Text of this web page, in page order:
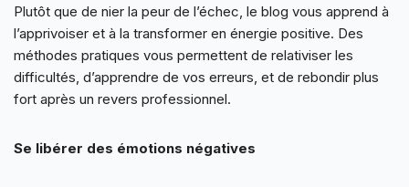
Plutôt que de nier la peur de l’échec, le blog vous apprend à
l’apprivoiser et à la transformer en énergie positive. Des
méthodes pratiques vous permettent de relativiser les
difficultés, d’apprendre de vos erreurs, et de rebondir plus
fort après un revers professionnel.
Se libérer des émotions négatives